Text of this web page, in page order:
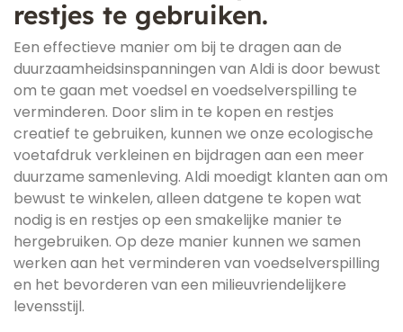
restjes te gebruiken.
Een effectieve manier om bij te dragen aan de
duurzaamheidsinspanningen van Aldi is door bewust
om te gaan met voedsel en voedselverspilling te
verminderen. Door slim in te kopen en restjes
creatief te gebruiken, kunnen we onze ecologische
voetafdruk verkleinen en bijdragen aan een meer
duurzame samenleving. Aldi moedigt klanten aan om
bewust te winkelen, alleen datgene te kopen wat
nodig is en restjes op een smakelijke manier te
hergebruiken. Op deze manier kunnen we samen
werken aan het verminderen van voedselverspilling
en het bevorderen van een milieuvriendelijkere
levensstijl.